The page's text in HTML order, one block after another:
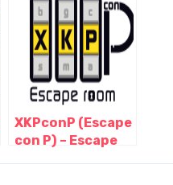
XKPconP (Escape
con P) – Escape